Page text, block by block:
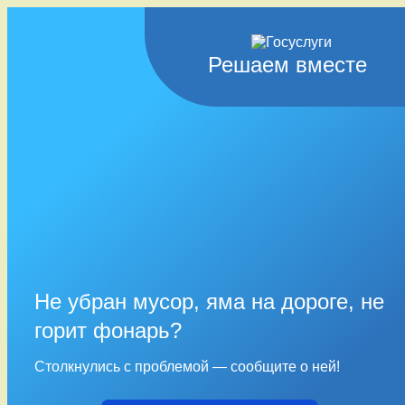
Решаем вместе
Не убран мусор, яма на дороге, не
горит фонарь?
Столкнулись с проблемой — сообщите о ней!